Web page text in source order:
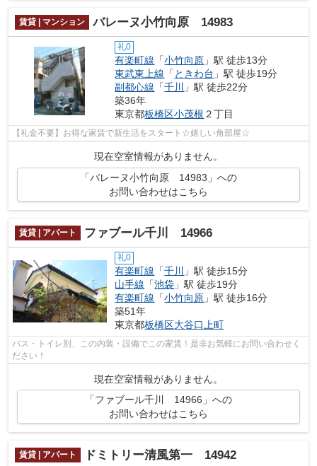
賃貸 | マンション バレーヌ小竹向原 14983
礼0
有楽町線 「小竹向原 」駅 徒歩13分
東武東上線 「 ときわ台 」駅 徒歩19分
副都心線 「千川
」駅 徒歩22分
築36年
東京都板橋区小茂根 ２丁目
【礼金不要】お得な家賃で新生活をスタート☆嬉しい角部屋☆
現在空室情報がありません。
「バレーヌ小竹向原 14983」への
お問い合わせはこちら
賃貸 | アパート ファブール千川 14966
礼0
有楽町線 「千川 」駅 徒歩15分
山手線 「池袋 」駅 徒歩19分
有楽町線 「小竹向原 」駅 徒歩16分
築51年
東京都板橋区大谷口上町
バス・トイレ別、この内装・設備でこの家賃！是非お気軽にお問い合わせく
ださい！
現在空室情報がありません。
「ファブール千川 14966」への
お問い合わせはこちら
賃貸 | アパート ドミトリー清風第一 14942